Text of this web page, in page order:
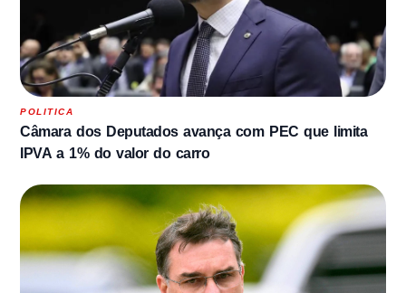
POLITICA
Câmara dos Deputados avança com PEC que limita
IPVA a 1% do valor do carro